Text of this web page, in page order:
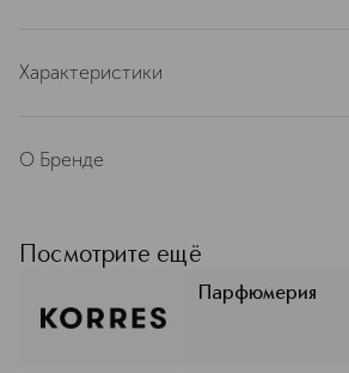
Характеристики
артикул
О Бренде
Джорджем и
году на базе
гомеопатической
Философия
Посмотрите ещё
Парфюмерия